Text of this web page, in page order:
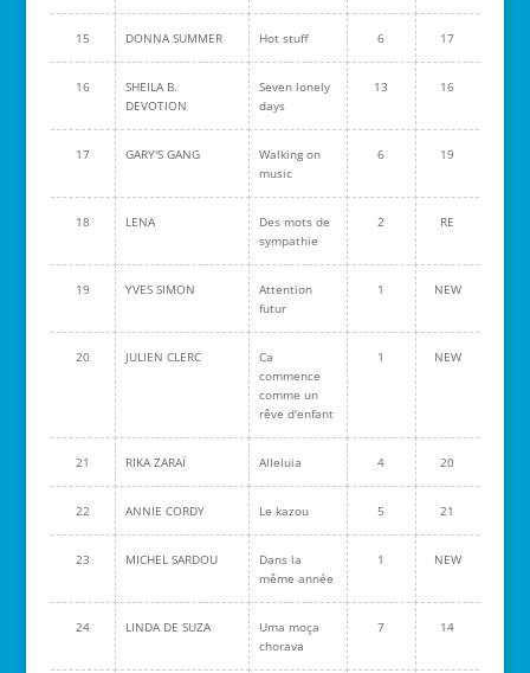
15 DONNA SUMMER Hot stuff 6 17
16
SHEILA B.
DEVOTION
Seven lonely
days
13 16
17 GARY'S GANG
Walking on
music
6 19
18 LENA
Des mots de
sympathie
2 RE
19 YVES SIMON
Attention
futur
1 NEW
20 JULIEN CLERC
Ca
commence
comme un
rêve d'enfant
1 NEW
21 RIKA ZARAÏ Alleluia 4 20
22 ANNIE CORDY Le kazou 5 21
23 MICHEL SARDOU
Dans la
même année
1 NEW
24 LINDA DE SUZA
Uma moça
chorava
7 14